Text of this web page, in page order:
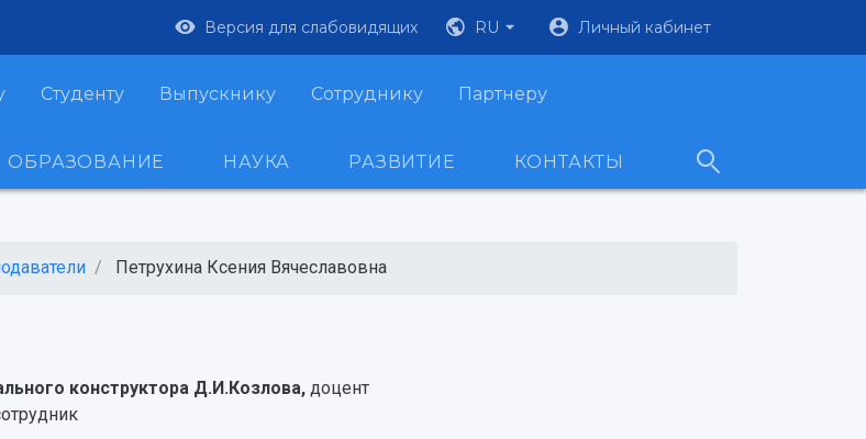
Версия для слабовидящих RU Личный кабинет
Студенту Выпускнику Сотруднику Партнеру
ОБРАЗОВАНИЕ НАУКА РАЗВИТИЕ КОНТАКТЫ
Петрухина Ксения Вячеславовна
конструктора Д.И.Козлова, доцент